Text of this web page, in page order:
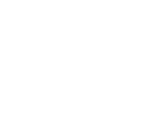
ce bien sera idéal pour